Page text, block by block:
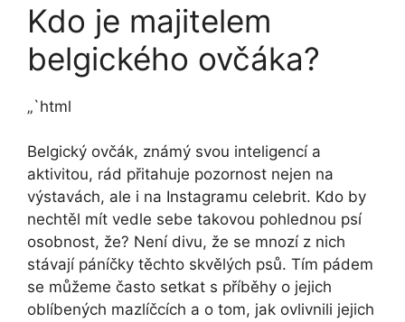
Kdo je majitelem
belgického ovčáka?
„`html
Belgický ovčák, známý svou inteligencí a
aktivitou, rád přitahuje pozornost nejen na
výstavách, ale i na Instagramu celebrit.⁢ Kdo by
nechtěl⁤ mít vedle sebe ⁢takovou pohlednou psí
osobnost, že? Není divu, že se mnozí⁤ z nich
stávají páníčky těchto skvělých psů. Tím pádem
se můžeme často setkat ⁣s příběhy o jejich
oblíbených mazlíčcích a o tom, jak​ ovlivnili jejich